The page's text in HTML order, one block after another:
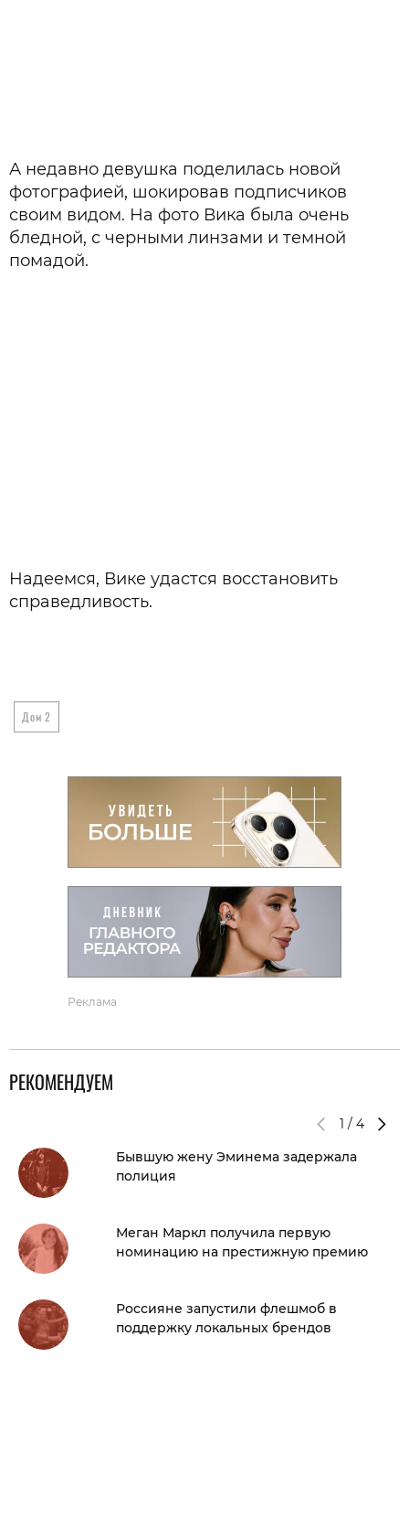
А недавно девушка поделилась новой
фотографией, шокировав подписчиков
своим видом. На фото Вика была очень
бледной, с черными линзами и темной
помадой.
Надеемся, Вике удастся восстановить
справедливость.
Дом 2
Реклама
РЕКОМЕНДУЕМ
1 / 4
Бывшую жену Эминема задержала
полиция
Меган Маркл получила первую
номинацию на престижную премию
Россияне запустили флешмоб в
поддержку локальных брендов